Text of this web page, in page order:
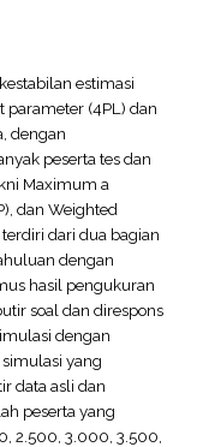
estimasi
(4PL) dan
dengan
peserta tes dan
Maximum a
dan Weighted
dari dua bagian
dengan
hasil pengukuran
soal dan direspons
dengan
yang
data asli dan
peserta yang
2.500, 3.000, 3.500,